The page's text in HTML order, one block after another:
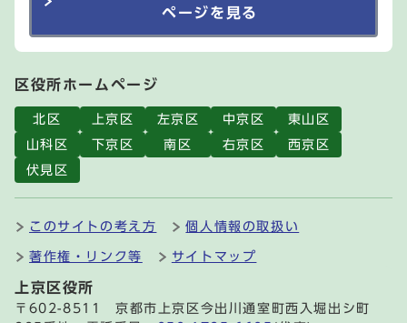
ページを見る
区役所ホームページ
北区 上京区 左京区 中京区
東山区
山科区
下京区 南区 右京区
西京区
伏見区
このサイトの考え方 個人情報の取扱い
著作権・リンク等 サイトマップ
上京区役所
〒602-8511 京都市上京区今出川通室町西入堀出シ町